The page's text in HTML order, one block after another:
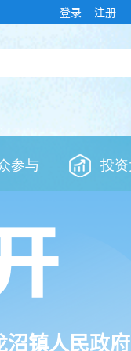
登录 注册
沼镇人民政府